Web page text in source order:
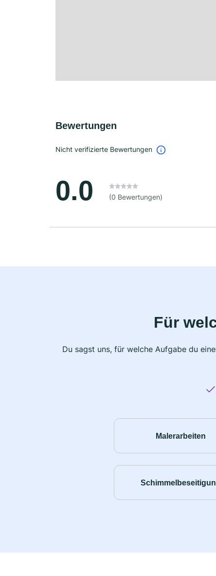
Bewertungen
Nicht verifizierte Bewertungen
0.0 (0 Bewertungen)
Für
Du sagst uns, für welche Aufgabe du
Malerarbeiten